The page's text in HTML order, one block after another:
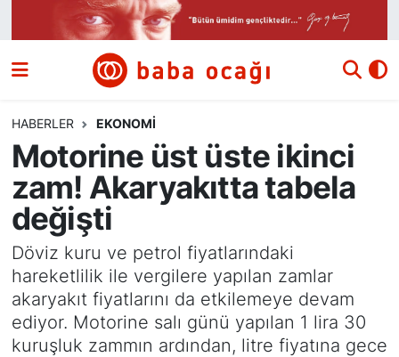
HABERLER EKONOMI
Motorine üst üste ikinci
zam! Akaryakıtta tabela
değişti
Döviz kuru ve petrol fiyatlarındaki
hareketlilik ile vergilere yapılan zamlar
akaryakıt fiyatlarını da etkilemeye devam
ediyor. Motorine salı günü yapılan 1 lira 30
kuruşluk zammın ardından, litre fiyatına gece
Siyaset
Ekonomi
Dünya
Kültür ve Sanat
Eğitim
Bilim ve Teknoloji
Nöbetçi Eczaneler
Namaz Vakitleri
Trafik Durumu
Süper Lig Puan Durumu ve Fikstür
Tüm Manşetler
Son Dakika Haberleri